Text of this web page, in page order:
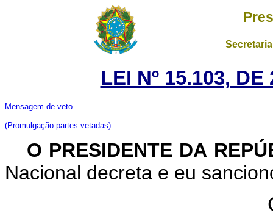
LEI Nº 15.103,
Mensagem de veto
(Promulgação partes vetadas)
O PRESIDENTE DA
Nacional decreta e eu